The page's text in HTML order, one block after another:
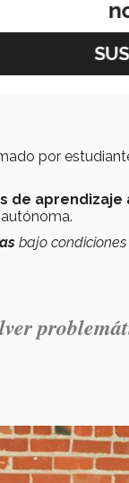
de
por
de aprendizaje
bajo